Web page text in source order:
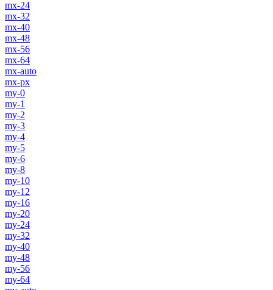
mx-24
mx-32
mx-40
mx-48
mx-56
mx-64
mx-auto
mx-px
my-0
my-1
my-2
my-3
my-4
my-5
my-6
my-8
my-10
my-12
my-16
my-20
my-24
my-32
my-40
my-48
my-56
my-64